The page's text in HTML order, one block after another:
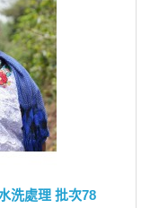
洗處理 批次78